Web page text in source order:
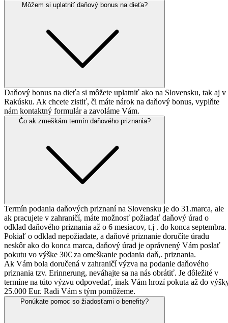
Môžem si uplatniť daňový bonus na dieťa?
Daňový bonus na dieťa si môžete uplatniť ako na Slovensku, tak aj v
Rakúsku. Ak chcete zistiť, či máte nárok na daňový bonus, vyplňte
nám kontaktný formulár a zavoláme Vám.
Čo ak zmeškám termín daňového priznania?
Termín podania daňových priznaní na Slovensku je do 31.marca, ale
ak pracujete v zahraničí, máte možnosť požiadať daňový úrad o
odklad daňového priznania až o 6 mesiacov, t.j . do konca septembra.
Pokiaľ o odklad nepožiadate, a daňové priznanie doručíte úradu
neskôr ako do konca marca, daňový úrad je oprávnený Vám poslať
pokutu vo výške 30€ za omeškanie podania daň,. priznania.
Ak Vám bola doručená v zahraničí výzva na podanie daňového
priznania tzv. Erinnerung, neváhajte sa na nás obrátiť. Je dôležité v
termíne na túto výzvu odpovedať, inak Vám hrozí pokuta až do
25.000 Eur. Radi Vám s tým pomôžeme.
Ponúkate pomoc so žiadosťami o benefity?